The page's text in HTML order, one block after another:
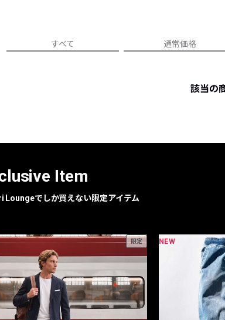
人気記事ランキング
フォーカスブランド
すべて 通常価格
該当の
Item
Loungeでしか買えない限定アイテム
限定 NEW